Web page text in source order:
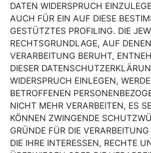
DATEN WIDERSPRUCH
AUCH FÜR EIN AUF DIESE
GESTÜTZTES PROFILING. DIE
RECHTSGRUNDLAGE, AUF
VERARBEITUNG BERUHT,
DIESER
WIDERSPRUCH EINLEGEN,
BETROFFENEN
NICHT MEHR VERARBEITEN, ES
KÖNNEN ZWINGENDE
GRÜNDE FÜR DIE
DIE IHRE INTERESSEN, RECHTE